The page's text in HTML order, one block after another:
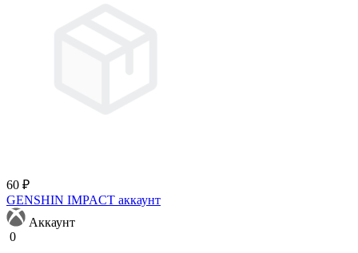
60 ₽
GENSHIN IMPACT аккаунт
Аккаунт
0